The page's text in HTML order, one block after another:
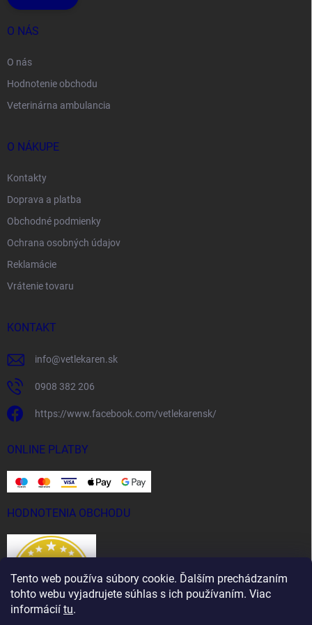
Tento web používa súbory cookie. Ďalším prechádzaním
tohto webu vyjadrujete súhlas s ich používaním. Viac
informácií tu.
O NÁS
O nás
Hodnotenie obchodu
Veterinárna ambulancia
O NÁKUPE
Kontakty
Doprava a platba
Obchodné podmienky
Ochrana osobných údajov
Reklamácie
Vrátenie tovaru
KONTAKT
info@vetlekaren.sk
0908 382 206
https://www.facebook.com/vetlekarensk/
ONLINE PLATBY
HODNOTENIA OBCHODU